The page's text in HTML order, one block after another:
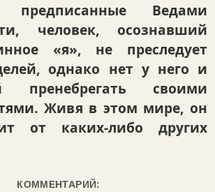
предписанные Ведами
человек, осознавший
«я», не преследует
однако нет у него и
пренебрегать своими
Живя в этом мире, он
от каких-либо других
КОММЕНТАРИЙ: